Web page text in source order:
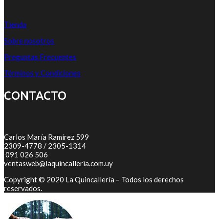
Tienda
Sobre nosotros
Preguntas Frecuentes
Términos y Condiciones
CONTACTO
Carlos María Ramírez 599
2309-4778 / 2305-1314
091 026 506
ventasweb@laquincalleria.com.uy
Copyright © 2020 La Quincallería – Todos los derechos
reservados.